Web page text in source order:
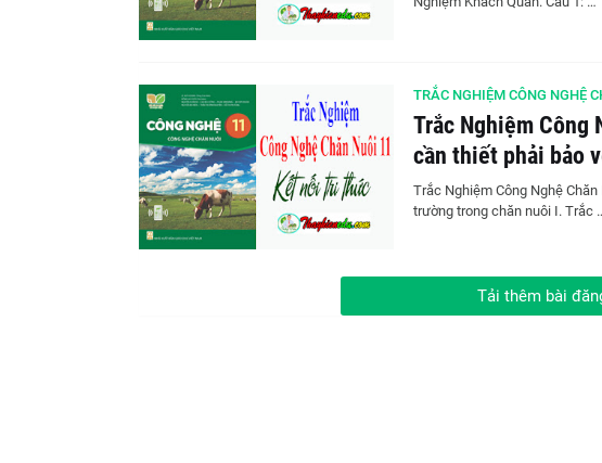
TRẮC NGHIỆM CÔNG NGHỆ
Trắc Nghiệm Công
cần thiết phải bảo
Trắc Nghiệm Công Nghệ
trường trong chăn nuôi I. Trắc
Tải thêm bài